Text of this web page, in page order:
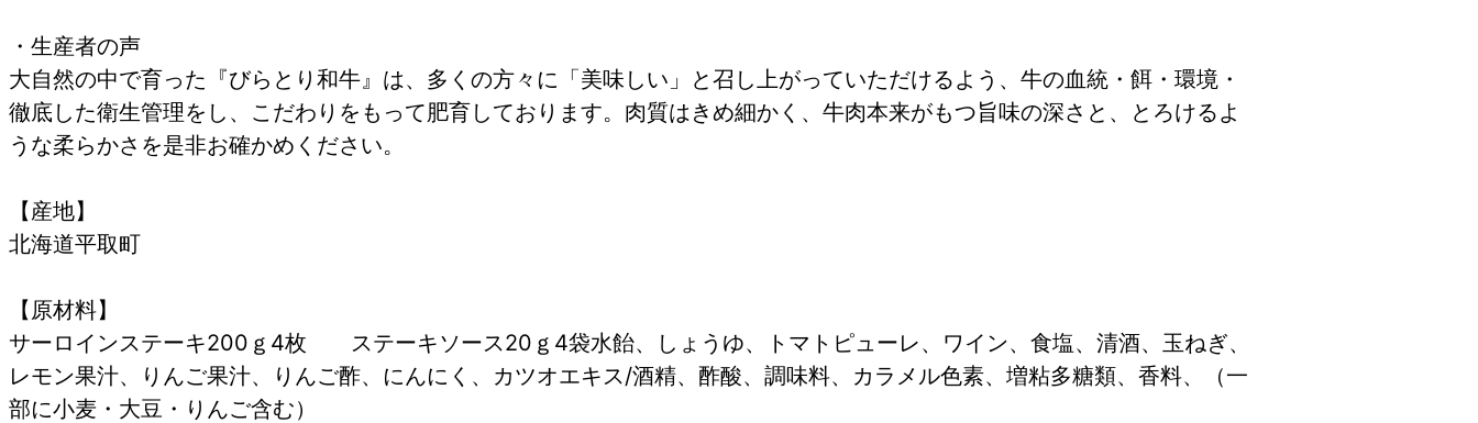
・生産者の声
大自然の中で育った『びらとり和牛』は、多くの方々に「美味しい」と召し上がっていただけるよう、牛の血統・餌・環境・
徹底した衛生管理をし、こだわりをもって肥育しております。肉質はきめ細かく、牛肉本来がもつ旨味の深さと、とろけるよ
うな柔らかさを是非お確かめください。
【産地】
北海道平取町
【原材料】
サーロインステーキ200ｇ4枚 ステーキソース20ｇ4袋水飴、しょうゆ、トマトピューレ、ワイン、食塩、清酒、玉ねぎ、
レモン果汁、りんご果汁、りんご酢、にんにく、カツオエキス/酒精、酢酸、調味料、カラメル色素、増粘多糖類、香料、（一
部に小麦・大豆・りんご含む）